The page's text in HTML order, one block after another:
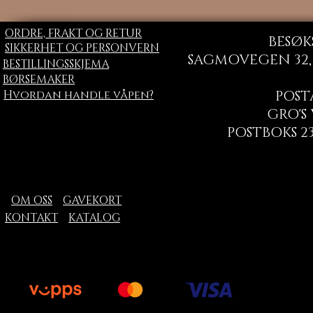
ORDRE, FRAKT OG RETUR
SIKKERHET OG PERSONVERN
BESTILLINGSSKJEMA
BØRSEMAKER
SAGMOVEGEN
GRO'S
POSTBOKS
Hvordan handle våpen?
OM OSS
GAVEKORT
KONTAKT
KATALOG